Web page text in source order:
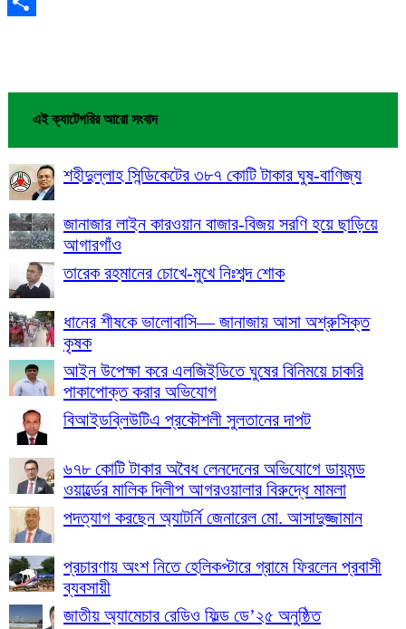
এই ক্যাটেগরির আরো সংবাদ
শহীদুল্লাহ সিন্ডিকেটের ৩৮৭ কোটি টাকার ঘুষ-বাণিজ্য
জানাজার লাইন কারওয়ান বাজার-বিজয় সরণি হয়ে ছাড়িয়ে
আগারগাঁও
তারেক রহমানের চোখে-মুখে নিঃশব্দ শোক
ধানের শীষকে ভালোবাসি— জানাজায় আসা অশ্রুসিক্ত
কৃষক
আইন উপেক্ষা করে এলজিইডিতে ঘুষের বিনিময়ে চাকরি
পাকাপোক্ত করার অভিযোগ
বিআইডব্লিউটিএ প্রকৌশলী সুলতানের দাপট
৬৭৮ কোটি টাকার অবৈধ লেনদেনের অভিযোগে ডায়মন্ড
ওয়ার্ল্ডের মালিক দিলীপ আগরওয়ালার বিরুদ্ধে মামলা
পদত্যাগ করছেন অ্যাটর্নি জেনারেল মো. আসাদুজ্জামান
প্রচারণায় অংশ নিতে হেলিকপ্টারে গ্রামে ফিরলেন প্রবাসী
ব্যবসায়ী
জাতীয় অ্যামেচার রেডিও ফিল্ড ডে’২৫ অনুষ্ঠিত